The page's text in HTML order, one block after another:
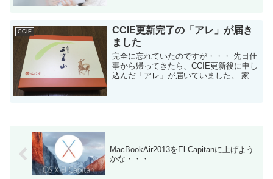
Writtenとラボはシリアルに受...
CCIE
CCIE更新完了の「アレ」が届き
ました
完全に忘れていたのですが・・・ 先日仕
事から帰ってきたら、CCIE更新後に申し
込んだ「アレ」が届いていました。 家族
MacBookAir2013をEl Capitanに上げよう
かな・・・